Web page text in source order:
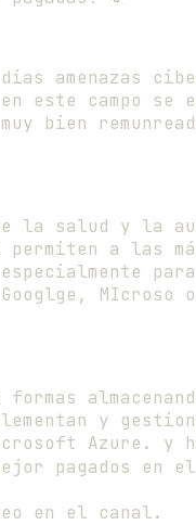
amenazas
este campo
bien
salud y la
a las
y
Azure. y
pagados
en el canal.